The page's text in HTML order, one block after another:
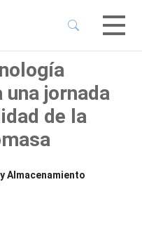
una jornada
de la
Almacenamiento